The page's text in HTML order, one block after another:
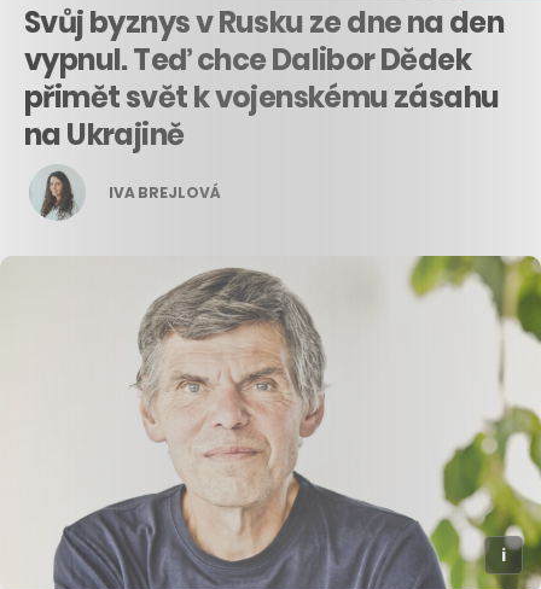
Svůj byznys v Rusku ze dne na den
vypnul. Teď chce Dalibor Dědek
přimět svět k vojenskému zásahu
na Ukrajině
IVA BREJLOVÁ